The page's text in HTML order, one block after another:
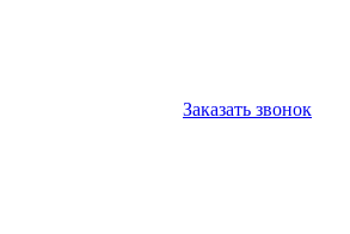
Заказать звонок